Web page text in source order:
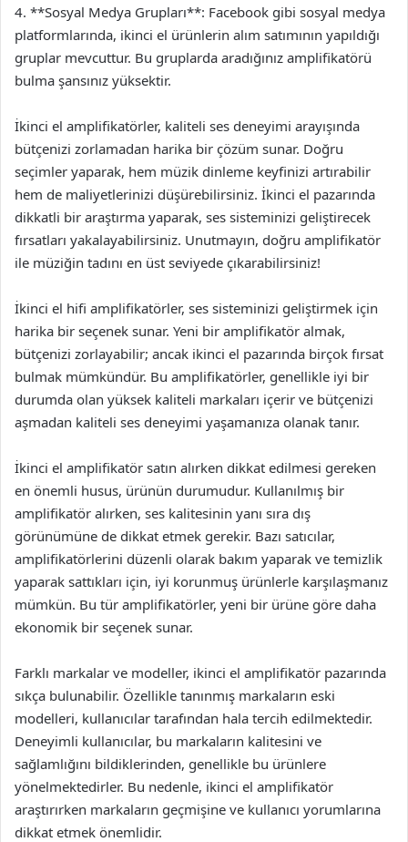
4. **Sosyal Medya Grupları**: Facebook gibi sosyal medya
platformlarında, ikinci el ürünlerin alım satımının yapıldığı
gruplar mevcuttur. Bu gruplarda aradığınız amplifikatörü
bulma şansınız yüksektir.
İkinci el amplifikatörler, kaliteli ses deneyimi arayışında
bütçenizi zorlamadan harika bir çözüm sunar. Doğru
seçimler yaparak, hem müzik dinleme keyfinizi artırabilir
hem de maliyetlerinizi düşürebilirsiniz. İkinci el pazarında
dikkatli bir araştırma yaparak, ses sisteminizi geliştirecek
fırsatları yakalayabilirsiniz. Unutmayın, doğru amplifikatör
ile müziğin tadını en üst seviyede çıkarabilirsiniz!
İkinci el hifi amplifikatörler, ses sisteminizi geliştirmek için
harika bir seçenek sunar. Yeni bir amplifikatör almak,
bütçenizi zorlayabilir; ancak ikinci el pazarında birçok fırsat
bulmak mümkündür. Bu amplifikatörler, genellikle iyi bir
durumda olan yüksek kaliteli markaları içerir ve bütçenizi
aşmadan kaliteli ses deneyimi yaşamanıza olanak tanır.
İkinci el amplifikatör satın alırken dikkat edilmesi gereken
en önemli husus, ürünün durumudur. Kullanılmış bir
amplifikatör alırken, ses kalitesinin yanı sıra dış
görünümüne de dikkat etmek gerekir. Bazı satıcılar,
amplifikatörlerini düzenli olarak bakım yaparak ve temizlik
yaparak sattıkları için, iyi korunmuş ürünlerle karşılaşmanız
mümkün. Bu tür amplifikatörler, yeni bir ürüne göre daha
ekonomik bir seçenek sunar.
Farklı markalar ve modeller, ikinci el amplifikatör pazarında
sıkça bulunabilir. Özellikle tanınmış markaların eski
modelleri, kullanıcılar tarafından hala tercih edilmektedir.
Deneyimli kullanıcılar, bu markaların kalitesini ve
sağlamlığını bildiklerinden, genellikle bu ürünlere
yönelmektedirler. Bu nedenle, ikinci el amplifikatör
araştırırken markaların geçmişine ve kullanıcı yorumlarına
dikkat etmek önemlidir.